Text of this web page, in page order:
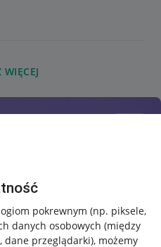
pokrewnym (np. piksele,
danych osobowych (między
dane przeglądarki), możemy
WIĘCEJ